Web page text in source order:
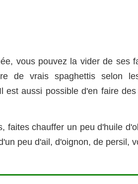
vous pouvez la vider de ses
de vrais spaghettis selon
est aussi possible d'en faire
faites chauffer un peu d'huile
peu d'ail, d'oignon, de persil,